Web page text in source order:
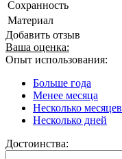
Сохранность
Материал
Добавить отзыв
Ваша оценка:
Опыт использования:
Больше года
Менее месяца
Несколько месяцев
Несколько дней
Достоинства: